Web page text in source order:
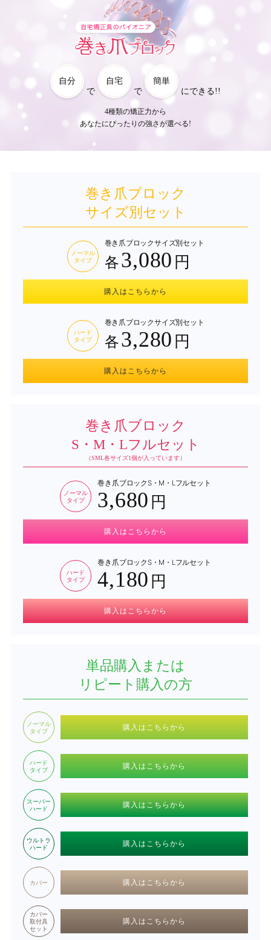
自分
で
自宅
で
簡単
にできる!!
4種類の矯正力から
あなたにぴったりの強さが選べる!
巻き爪ブロック
サイズ別セット
ノーマル
タイプ
巻き爪ブロックサイズ別セット
各3,080 円
購入はこちらから
ハード
タイプ
巻き爪ブロックサイズ別セット
各3,280 円
購入はこちらから
巻き爪ブロック
S・M・Lフルセット
（SML各サイズ1個が入っています）
ノーマル
タイプ
巻き爪ブロックS・M・Lフルセット
3,680 円
購入はこちらから
ハード
タイプ
巻き爪ブロックS・M・Lフルセット
4,180 円
購入はこちらから
単品購入または
リピート購入の方
ノーマル
タイプ
購入はこちらから
ハード
タイプ
購入はこちらから
スーパー
ハード
購入はこちらから
ウルトラ
ハード
購入はこちらから
カバー 購入はこちらから
カバー
取付具
セット
購入はこちらから